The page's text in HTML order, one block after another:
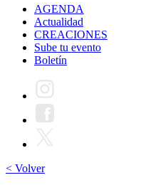
AGENDA
Actualidad
CREACIONES
Sube tu evento
Boletín
< Volver